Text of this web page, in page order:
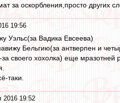
за оскорбления,просто других
19:56
Уэльс(за Вадика Евсеева)
Бельгию(за антверпен и
своего хохолка) еще
таки.
2016 19:52